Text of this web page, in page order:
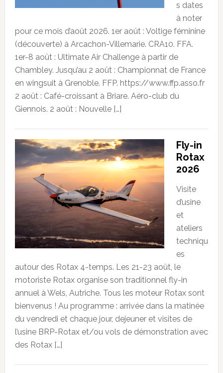
s dates
à noter
pour ce mois d’août 2026. 1er août : Voltige féminine
(découverte) à Arcachon-Villemarie. CRA10. FFA.
1er-8 août : Ultimate Air Challenge à partir de
Chambley. Jusqu’au 2 août : Championnat de France
en wingsuit à Grenoble. FFP. https://www.ffp.asso.fr
2 août : Café-croissant à Briare. Aéro-club du
Giennois. 2 août : Nouvelle […]
Fly-in
Rotax
2026
Visite
d’usine
et
ateliers
techniqu
es
autour des Rotax 4-temps. Les 21-23 août, le
motoriste Rotax organise son traditionnel fly-in
annuel à Wels, Autriche. Tous les moteur Rotax sont
bienvenus ! Au programme : arrivée dans la matinée
du vendredi et chaque jour, dejeuner et visites de
l’usine BRP-Rotax et/ou vols de démonstration avec
des Rotax […]